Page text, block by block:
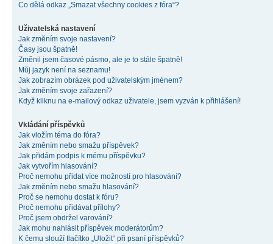
Co dělá odkaz „Smazat všechny cookies z fóra“?
Uživatelská nastavení
Jak změním svoje nastavení?
Časy jsou špatně!
Změnil jsem časové pásmo, ale je to stále špatně!
Můj jazyk není na seznamu!
Jak zobrazím obrázek pod uživatelským jménem?
Jak změním svoje zařazení?
Když kliknu na e-mailový odkaz uživatele, jsem vyzván k přihlášení!
Vkládání příspěvků
Jak vložím téma do fóra?
Jak změním nebo smažu příspěvek?
Jak přidám podpis k mému příspěvku?
Jak vytvořím hlasování?
Proč nemohu přidat více možností pro hlasování?
Jak změním nebo smažu hlasování?
Proč se nemohu dostat k fóru?
Proč nemohu přidávat přílohy?
Proč jsem obdržel varování?
Jak mohu nahlásit příspěvek moderátorům?
K čemu slouží tlačítko „Uložit“ při psaní příspěvků?